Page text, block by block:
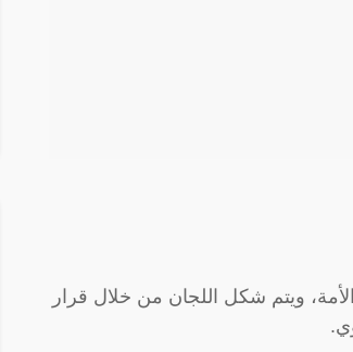
ويتم شكل اللجان من خلال قرار